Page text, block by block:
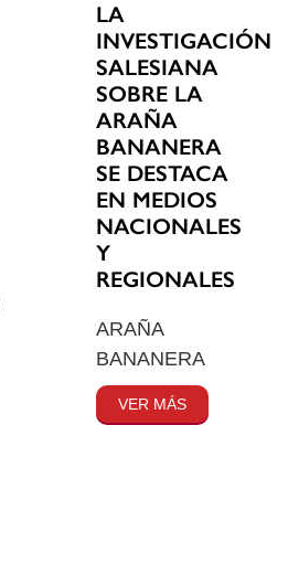
LA
INVESTIGACIÓN
SALESIANA
SOBRE LA
ARAÑA
BANANERA
SE DESTACA
EN MEDIOS
NACIONALES
Y
REGIONALES
ARAÑA
BANANERA
VER MÁS